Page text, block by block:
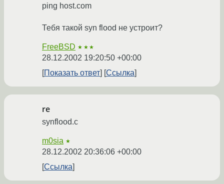
ping host.com
Тебя такой syn flood не устроит?
FreeBSD ★★★
28.12.2002 19:20:50 +00:00
Показать ответ
Ссылка
re
synflood.c
m0sia ★
28.12.2002 20:36:06 +00:00
Ссылка